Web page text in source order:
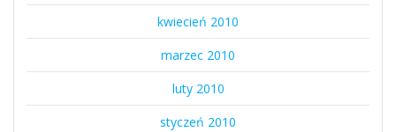
kwiecień 2010
marzec 2010
luty 2010
styczeń 2010